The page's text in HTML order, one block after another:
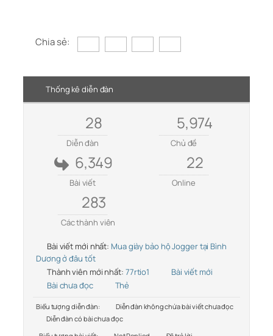
Chia sẻ:
Thống kê diễn đàn
28
Diễn đàn
5,974
Chủ đề
6,349
Bài viết
22
Online
283
Các thành viên
Bài viết mới nhất: Mua giày bảo hộ Jogger tại Bình
Dương ở đâu tốt
Thành viên mới nhất: 77rtio1
Bài viết mới
Bài chưa đọc
Thẻ
Biểu tượng diễn đàn:
Diễn đàn không chứa bài viết chưa đọc
Diễn đàn có bài chưa đọc